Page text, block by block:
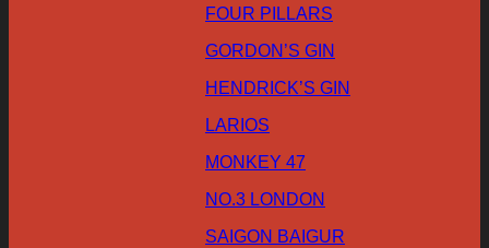
FOUR PILLARS
GORDON’S GIN
HENDRICK’S GIN
LARIOS
MONKEY 47
NO.3 LONDON
SAIGON BAIGUR